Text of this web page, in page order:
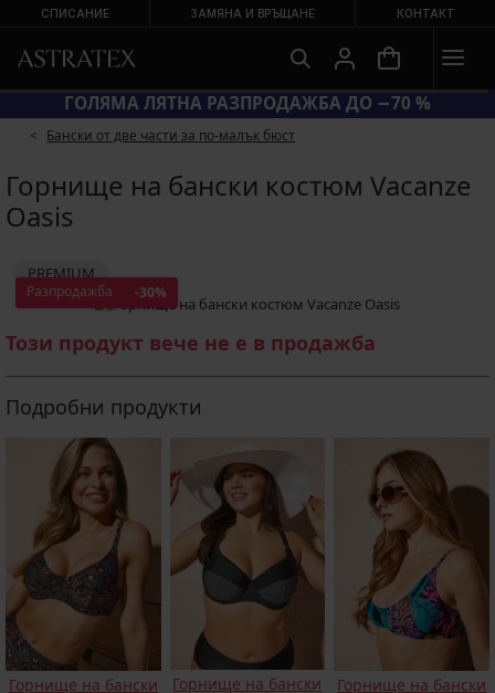
СПИСАНИЕ ЗАМЯНА И ВРЪЩАНЕ КОНТАКТ
КОД BRA20 = СУТИЕНИ −20 %
Бански от две части за по-малък бюст
Горнище на бански костюм Vacanze
Oasis
PREMIUM
Разпродажба -30%
Този продукт вече не е в продажба
Подробни продукти
Горнище на бански
Горнище на бански
Горнище на бански